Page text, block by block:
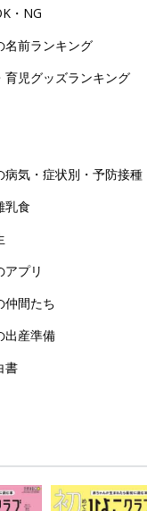
・NG
名前ランキング
育児グッズランキング
病気・症状別・予防接種
乳食
アプリ
仲間たち
出産準備
書